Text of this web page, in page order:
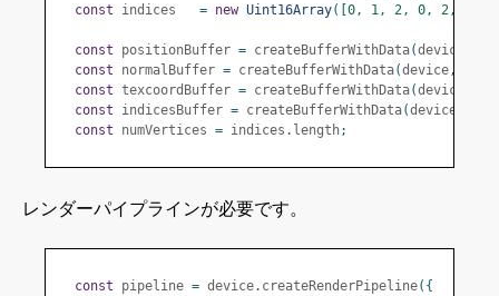
const indices = new Uint16Array([ 0, 1, 2, 0, 2,
const positionBuffer = createBufferWithData(device
const normalBuffer = createBufferWithData(device,
const texcoordBuffer = createBufferWithData(device
const indicesBuffer = createBufferWithData(device
const numVertices = indices . length;
レンダーパイプラインが必要です。
const pipeline = device. createRenderPipeline({